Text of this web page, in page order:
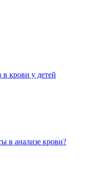
крови у детей
в анализе крови?